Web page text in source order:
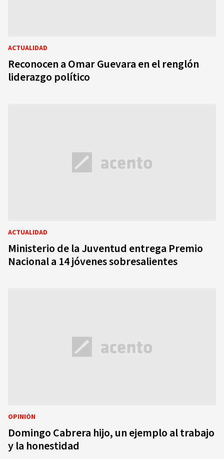
ACTUALIDAD
Reconocen a Omar Guevara en el renglón
liderazgo político
ACTUALIDAD
Ministerio de la Juventud entrega Premio
Nacional a 14 jóvenes sobresalientes
OPINIÓN
Domingo Cabrera hijo, un ejemplo al trabajo
y la honestidad